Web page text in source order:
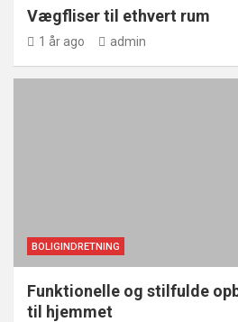
Vægfliser til ethvert rum
1 år ago admin
BOLIGINDRETNING
Funktionelle og stilfulde
til hjemmet